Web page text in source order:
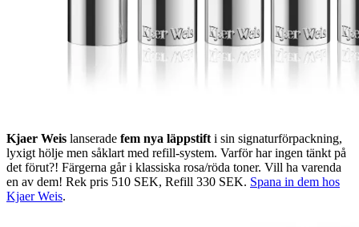
Kjaer Weis lanserade fem nya läppstift i sin signaturförpackning,
lyxigt hölje men såklart med refill-system. Varför har ingen tänkt på
det förut?! Färgerna går i klassiska rosa/röda toner. Vill ha varenda
en av dem! Rek pris 510 SEK, Refill 330 SEK. Spana in dem hos
Kjaer Weis.